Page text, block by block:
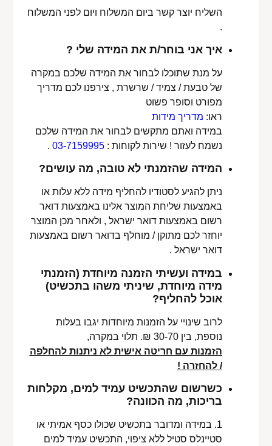
השליח יוצר קשר ביום המשלוח ויום לפני המשלוח
.
איך אני בוחר/ת את המידה שלי ?
על מנת שתוכלו לבחור את המידה שלכם במקרה
של טבעת / צמיד / שרשרת , צירפנו לכם מדריך
מפורט וסופר פשוט
ראו: מדריך מידות
במידה ואתם מתקשים לבחור את המידה שלכם
נשמח לעזור ! שירות לקוחות :03-7159995
.
המידה שהזמנתי לא טובה, מה עושים?
ניתן להגיע לסטודיו להחליף מידה ללא עלות או
באמצעות שליחת המוצר אלינו באמצעות דואר
רשום באמצעות דואר ישראל , ולאחר מכן המוצר
יוחזר לכם מתוקן / מוחלף בדואר רשום באמצעות
דואר ישראל .
במידה ועשיתי הזמנה מיוחדת (הזמנתי
מידה מיוחדת, שיניתי משהו בתכשיט)
אוכל להחליף?
לרוב שינויי על הזמנות מיוחדות יגבו בעלות
נוספת, בין 30-70 ₪. תלוי במקרה,
הזמנות עם חריטה אישית לא ניתנות להחלפה
/ להחזרה !
כשרשום שהתכשיט עמיד למים, מקלחות
בריכות, מה הכוונה?
1. במידה ומדובר בתכשיט שכולו כסף אמיתי או
סטיינלס סטיל ללא ציפוי, התכשיט עמיד למים